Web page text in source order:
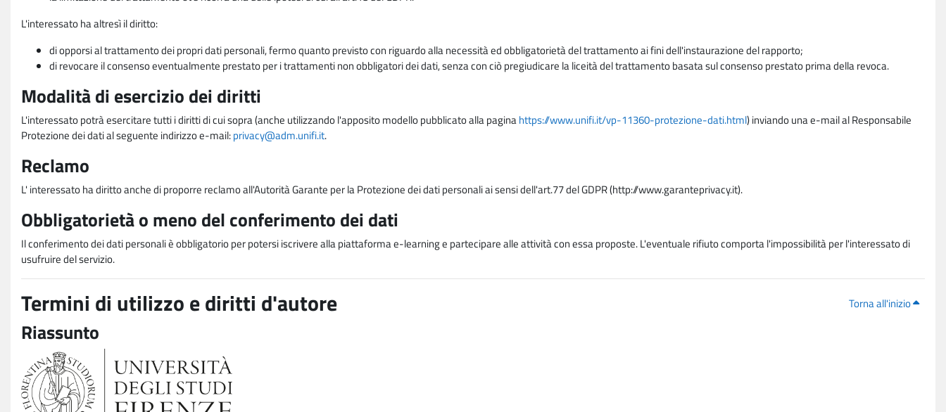
L'interessato ha altresì il diritto:
di opporsi al trattamento dei propri dati personali, fermo quanto previsto con riguardo alla necessità ed obbligatorietà del trattamento ai fini dell'instaurazione del rapporto;
di revocare il consenso eventualmente prestato per i trattamenti non obbligatori dei dati, senza con ciò pregiudicare la liceità del trattamento basata sul consenso prestato prima della revoca.
Modalità di esercizio dei diritti
L'interessato potrà esercitare tutti i diritti di cui sopra (anche utilizzando l'apposito modello pubblicato alla paginahttps://www.unifi.it/vp-11360-protezione-dati.html) inviando una e-mail al Responsabile
Protezione dei dati al seguente indirizzo e-mail:privacy@adm.unifi.it.
Reclamo
L' interessato ha diritto anche di proporre reclamo all'Autorità Garante per la Protezione dei dati personali ai sensi dell'art.77 del GDPR (http://www.garanteprivacy.it).
Obbligatorietà o meno del conferimento dei dati
Il conferimento dei dati personali è obbligatorio per potersi iscrivere alla piattaforma e-learning e partecipare alle attività con essa proposte. L'eventuale rifiuto comporta l'impossibilità per l'interessato di
usufruire del servizio.
Torna all'inizio
Termini di utilizzo e diritti d'autore
Riassunto